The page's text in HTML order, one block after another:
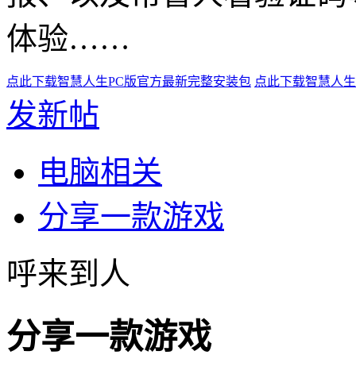
体验……
点此下载智慧人生PC版官方最新完整安装包 点此下载智慧人
发新帖
电脑相关
分享一款游戏
呼来到人
分享一款游戏